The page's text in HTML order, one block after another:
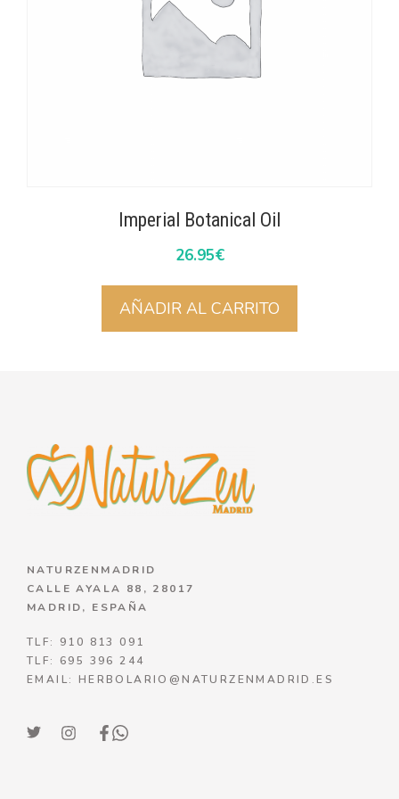
Imperial Botanical Oil
26.95€
AÑADIR AL CARRITO
NATURZENMADRID
CALLE AYALA 88, 28017
MADRID, ESPAÑA
TLF: 910 813 091
TLF: 695 396 244
EMAIL: HERBOLARIO@NATURZENMADRID.ES